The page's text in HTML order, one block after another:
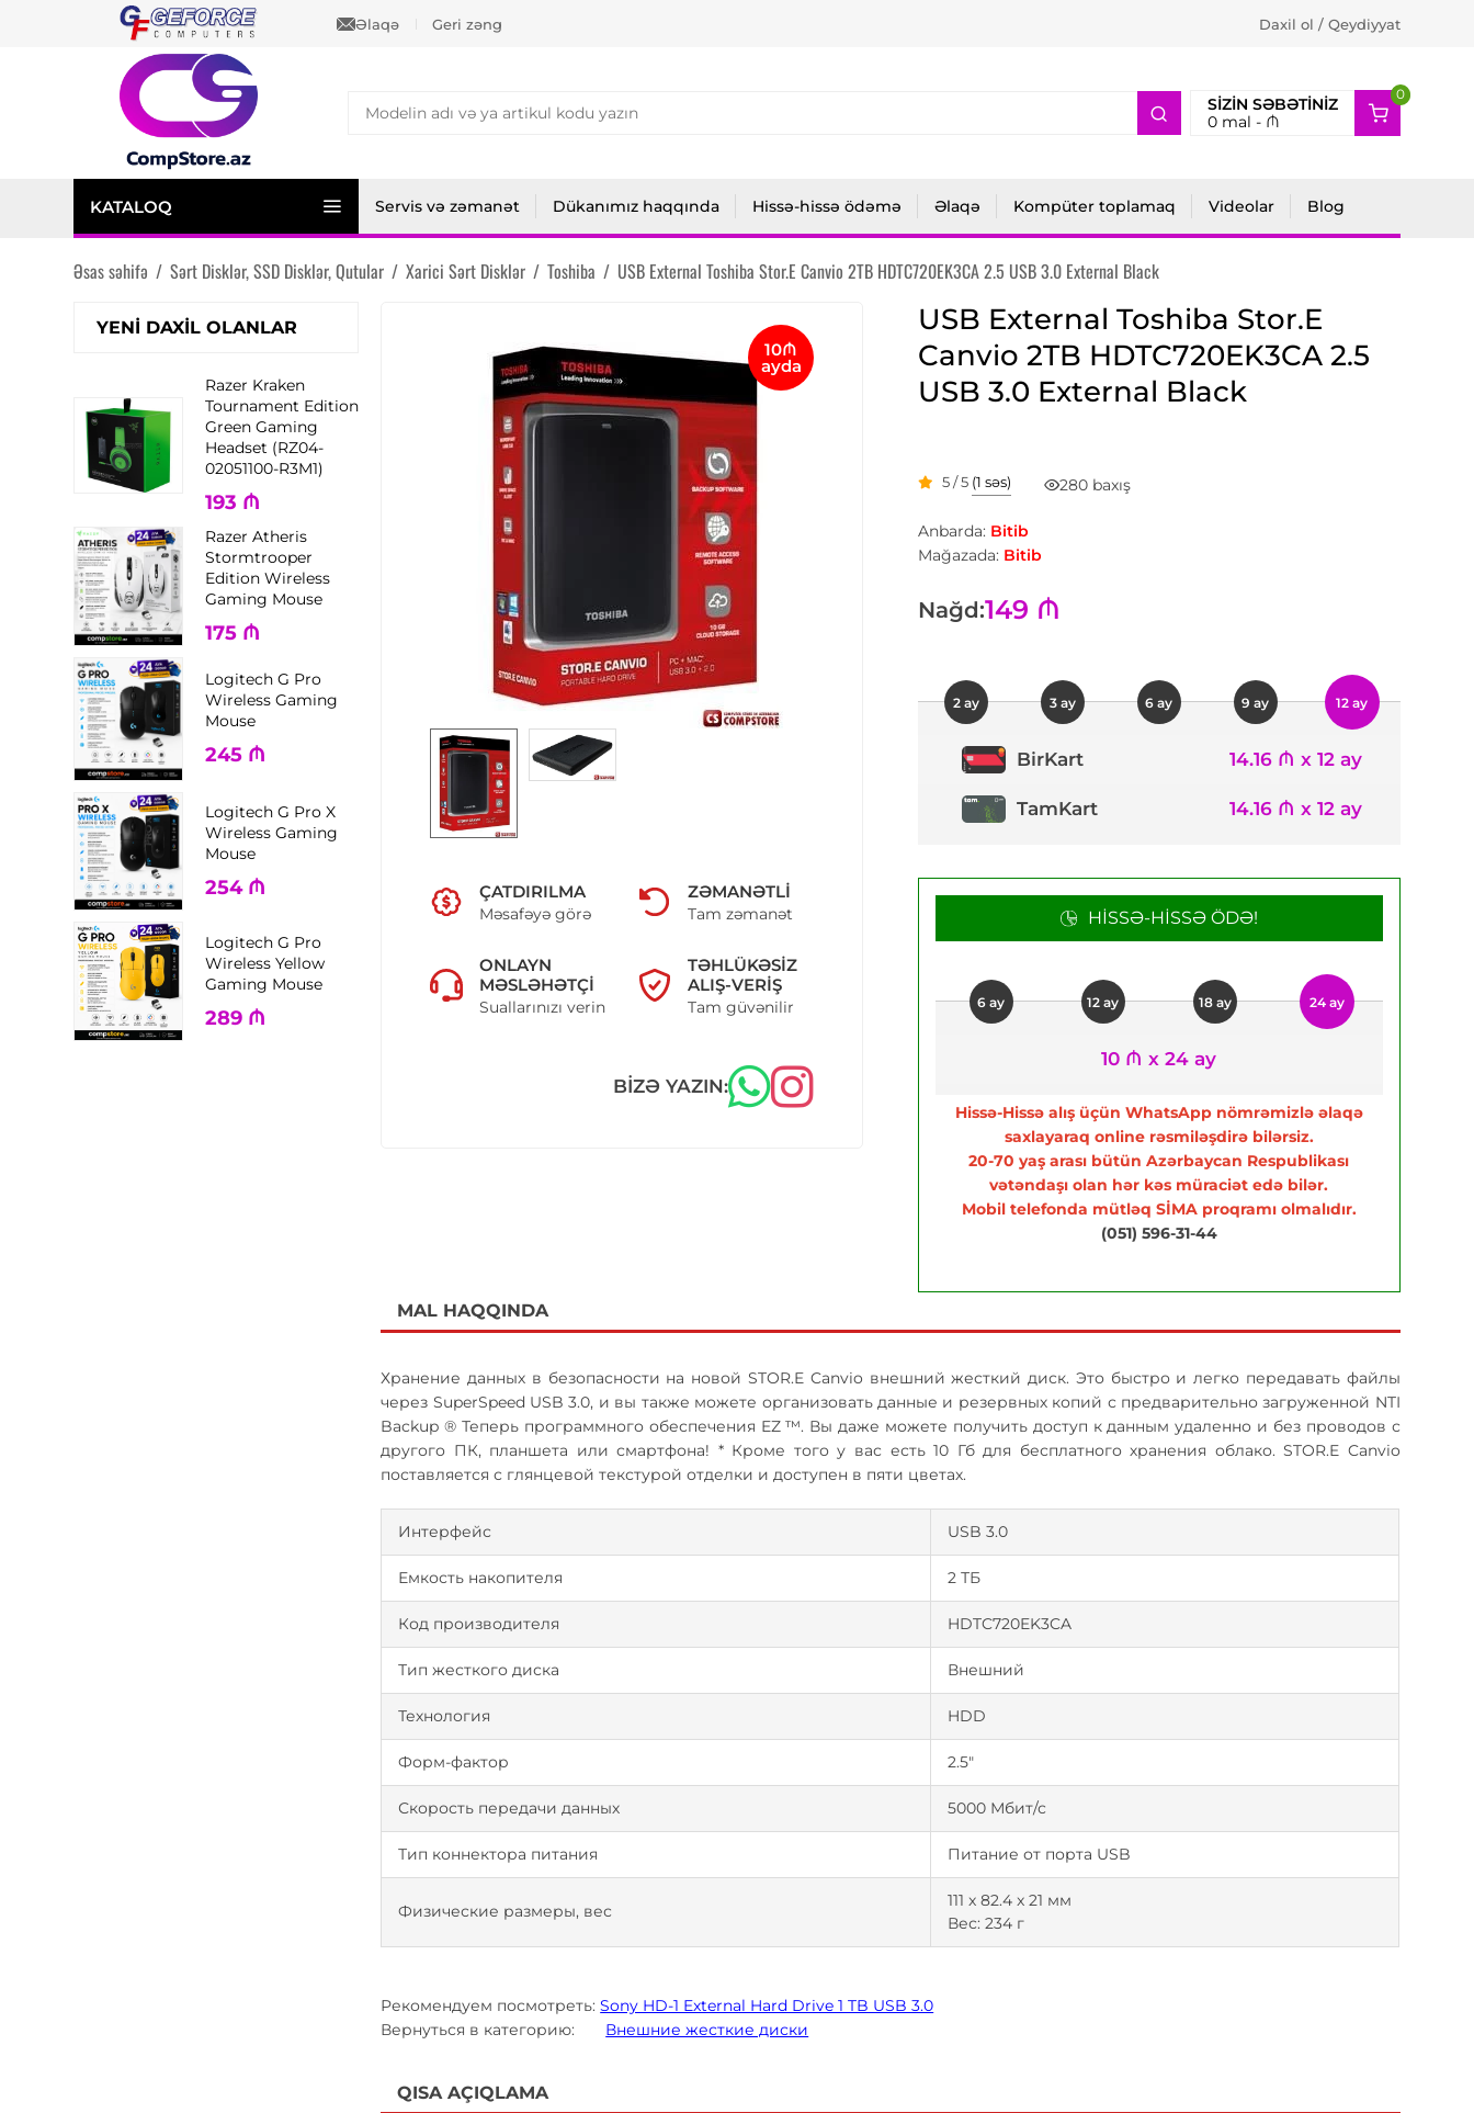
Əlaqə Geri zəng Daxil ol / Qeydiyyat
SIZIN SƏBƏTINIZ
0mal - ₼
0
2
KATALOQ Servis və zəmanət Dükanımız haqqında Hissə-hissə ödəmə Əlaqə Kompüter toplamaq Videolar Blog
Əsas səhifə / Sərt Disklər, SSD Disklər, Qutular / Xarici Sərt Disklər / Toshiba / USB External Toshiba Stor.E Canvio 2TB HDTC720EK3CA 2.5 USB 3.0 External Black
YENI DAXIL OLANLAR
Razer Kraken
Tournament Edition
Green Gaming
Headset (RZ04-
02051100-R3M1)
193 ₼
Razer Atheris
Stormtrooper
Edition Wireless
Gaming Mouse
175 ₼
Logitech G Pro
Wireless Gaming
Mouse
245 ₼
Logitech G Pro X
Wireless Gaming
Mouse
254 ₼
Logitech G Pro
Wireless Yellow
Gaming Mouse
289 ₼
10₼
ayda
ÇATDIRILMA
Məsafəyə görə
ZƏMANƏTLI
Tam zəmanət
ONLAYN
MƏSLƏHƏTÇI
Suallarınızı verin
TƏHLÜKƏSIZ
ALIŞ-VERIŞ
Tam güvənilir
BIZƏ YAZIN:
USB External Toshiba Stor.E
Canvio 2TB HDTC720EK3CA 2.5
USB 3.0 External Black
5 / 5 (1 səs) 280 baxış
Anbarda: Bitib
Mağazada: Bitib
Nağd:149 ₼
2 ay 3 ay 6 ay 9 ay 12 ay
BirKart 14.16 ₼ x 12 ay
TamKart 14.16 ₼ x 12 ay
HISSƏ-HISSƏ ÖDƏ!
6 ay 12 ay 18 ay 24 ay
10 ₼ x 24 ay
Hissə-Hissə alış üçün WhatsApp nömrəmizlə əlaqə
saxlayaraq online rəsmiləşdirə bilərsiz.
20-70 yaş arası bütün Azərbaycan Respublikası
vətəndaşı olan hər kəs müraciət edə bilər.
Mobil telefonda mütləq SİMA proqramı olmalıdır.
(051) 596-31-44
MAL HAQQINDA
Хранение данных в безопасности на новой STOR.E Canvio внешний жесткий диск. Это быстро и легко передавать файлы
через SuperSpeed ​​USB 3.0, и вы также можете организовать данные и резервных копий с предварительно загруженной NTI
Backup ® Теперь программного обеспечения EZ ™. Вы даже можете получить доступ к данным удаленно и без проводов с
другого ПК, планшета или смартфона! * Кроме того у вас есть 10 Гб для бесплатного хранения облако. STOR.E Canvio
поставляется с глянцевой текстурой отделки и доступен в пяти цветах.
Интерфейс USB 3.0
Емкость накопителя 2 ТБ
Код производителя HDTC720EK3CA
Тип жесткого диска Внешний
Технология HDD
Форм-фактор 2.5"
Скорость передачи данных 5000 Мбит/с
Тип коннектора питания Питание от порта USB
Физические размеры, вес
111 x 82.4 x 21 мм
Вес: 234 г
Рекомендуем посмотреть:Sony HD-1 External Hard Drive 1 TB USB 3.0
Вернуться в категорию: Внешние жесткие диски
QISA AÇIQLAMA